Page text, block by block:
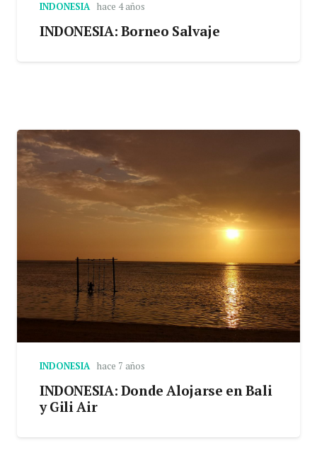
INDONESIA hace 4 años
INDONESIA: Borneo Salvaje
INDONESIA hace 7 años
INDONESIA: Donde Alojarse en Bali
y Gili Air